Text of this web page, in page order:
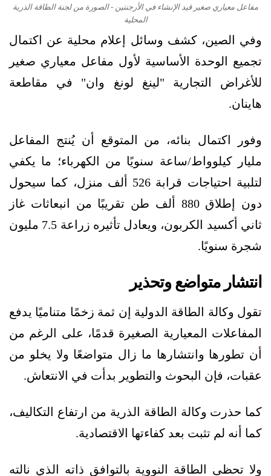
مفاعل معياري صغير قيد الإنشاء في الأرجنتين - الصورة من لجنة الطاقة الذرية
المحلية
وفي الصين، كشف وسائل إعلام محلية عن اكتمال
تجميع الوحدة الأساسية لأول مفاعل معياري صغير
للأغراض التجارية "لينغ لونغ وان" في مقاطعة
هاينان.
وفور اكتمال بنائه، من المتوقع أن يُنتج المفاعل
مليار كيلوواط/ساعة سنويًا من الكهرباء؛ ما يكفي
لتلبية احتياجات قرابة 526 ألف منزل، كما سيحول
دون إطلاق 880 ألف طن تقريبًا من انبعاثات غاز
ثاني أكسيد الكربون، ويعادل تأثيره زراعة 7.5 مليون
شجرة سنويًا.
انتشار متواضع وتحذير
تقول وكالة الطاقة الدولية إن ثمة زخمًا متناميًا يدفع
المفاعلات المعيارية الصغيرة قدمًا، على الرغم من
أن تطورها وانتشارها ما زال متواضعًا ولا يخلو من
عقبات، فإن البحوث والتطوير بدأت في الانتعاش.
كما حذرت وكالة الطاقة الذرية من ارتفاع التكاليف،
كما أنه لم تثبت بعد كفاءتها الاقتصادية.
ولا تحظى الطاقة النووية بالتوافق ذاته الذي نالته